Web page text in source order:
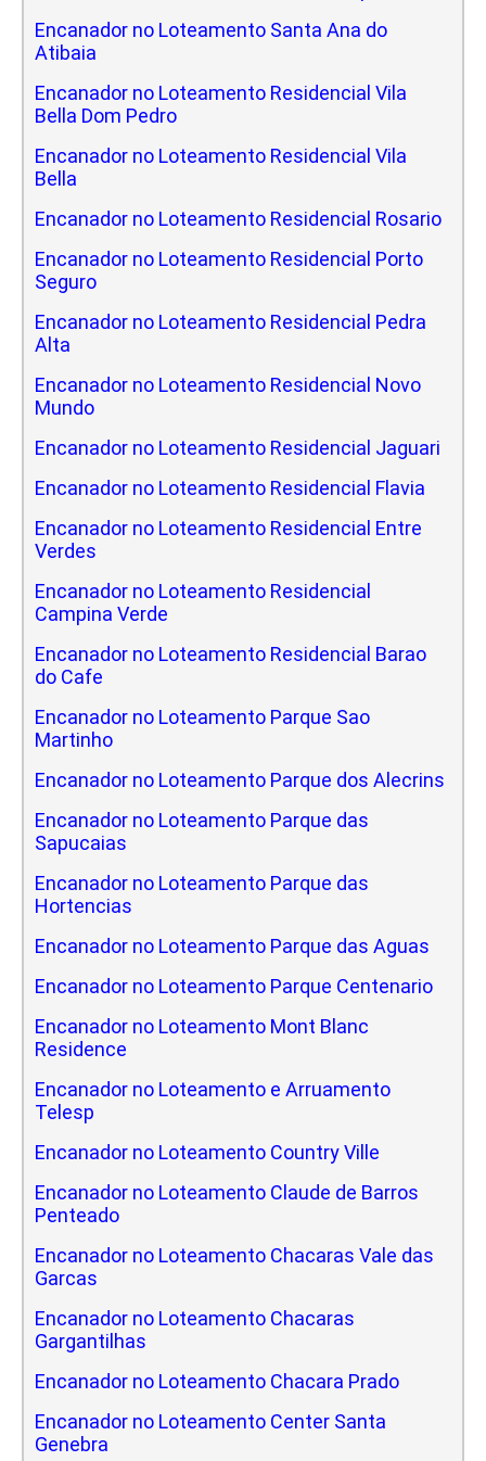
Encanador no Loteamento Santa Ana do
Atibaia
Encanador no Loteamento Residencial Vila
Bella Dom Pedro
Encanador no Loteamento Residencial Vila
Bella
Encanador no Loteamento Residencial Rosario
Encanador no Loteamento Residencial Porto
Seguro
Encanador no Loteamento Residencial Pedra
Alta
Encanador no Loteamento Residencial Novo
Mundo
Encanador no Loteamento Residencial Jaguari
Encanador no Loteamento Residencial Flavia
Encanador no Loteamento Residencial Entre
Verdes
Encanador no Loteamento Residencial
Campina Verde
Encanador no Loteamento Residencial Barao
do Cafe
Encanador no Loteamento Parque Sao
Martinho
Encanador no Loteamento Parque dos Alecrins
Encanador no Loteamento Parque das
Sapucaias
Encanador no Loteamento Parque das
Hortencias
Encanador no Loteamento Parque das Aguas
Encanador no Loteamento Parque Centenario
Encanador no Loteamento Mont Blanc
Residence
Encanador no Loteamento e Arruamento
Telesp
Encanador no Loteamento Country Ville
Encanador no Loteamento Claude de Barros
Penteado
Encanador no Loteamento Chacaras Vale das
Garcas
Encanador no Loteamento Chacaras
Gargantilhas
Encanador no Loteamento Chacara Prado
Encanador no Loteamento Center Santa
Genebra